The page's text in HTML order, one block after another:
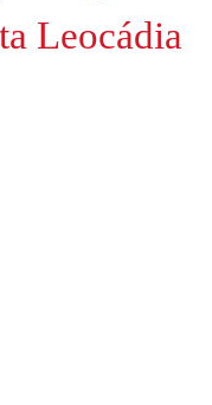
Leocádia